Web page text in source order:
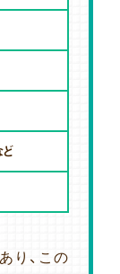
ど
り、この